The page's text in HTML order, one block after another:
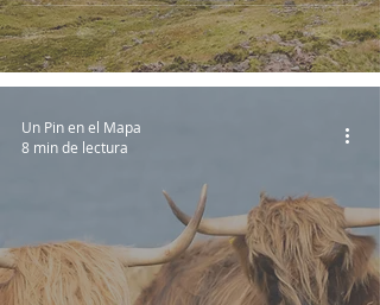
Un Pin en el Mapa
8 min de lectura